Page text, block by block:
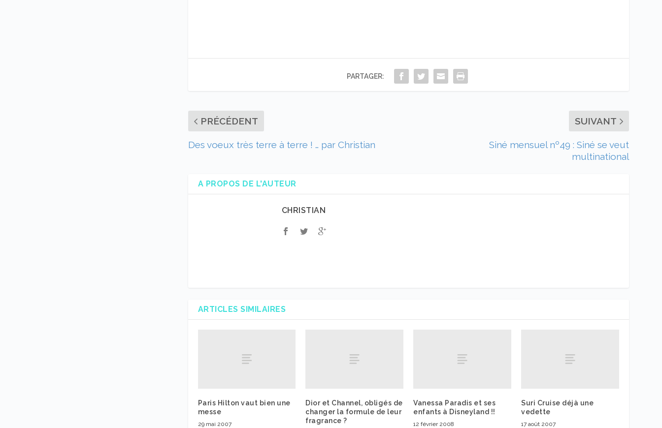
PARTAGER:
PRÉCÉDENT
Des voeux très terre à terre ! … par Christian
SUIVANT
Siné mensuel nº49 : Siné se veut
multinational
A PROPOS DE L'AUTEUR
CHRISTIAN
ARTICLES SIMILAIRES
Paris Hilton vaut bien une
messe
29 mai 2007
Dior et Channel, obligés de
changer la formule de leur
fragrance ?
Vanessa Paradis et ses
enfants à Disneyland !!
12 février 2008
Suri Cruise déjà une
vedette
17 août 2007